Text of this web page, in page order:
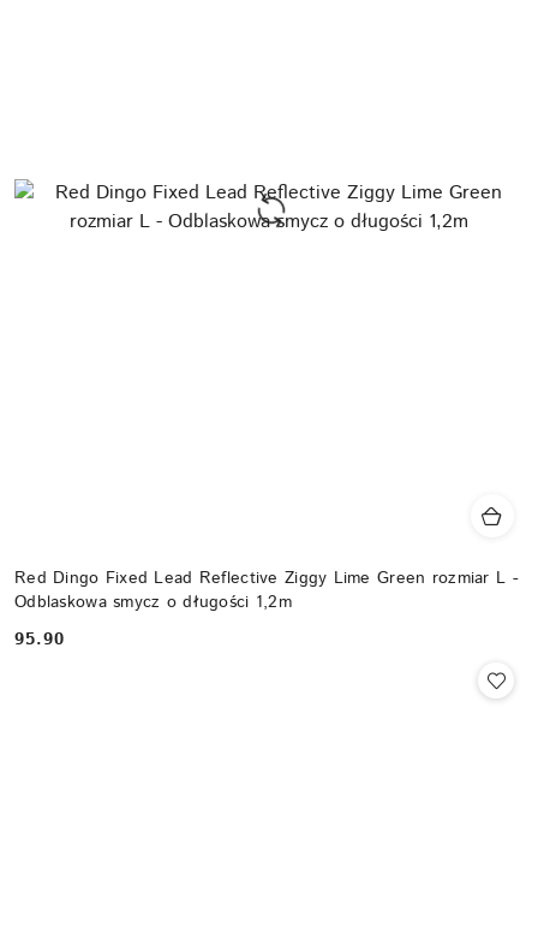
Red Dingo Fixed Lead Reflective Ziggy Lime Green rozmiar L -
Odblaskowa smycz o długości 1,2m
Cena:
95.90